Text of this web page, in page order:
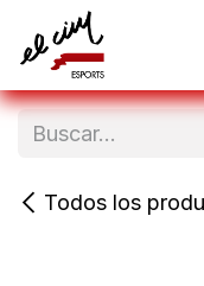
Ir al contenido
Todos los